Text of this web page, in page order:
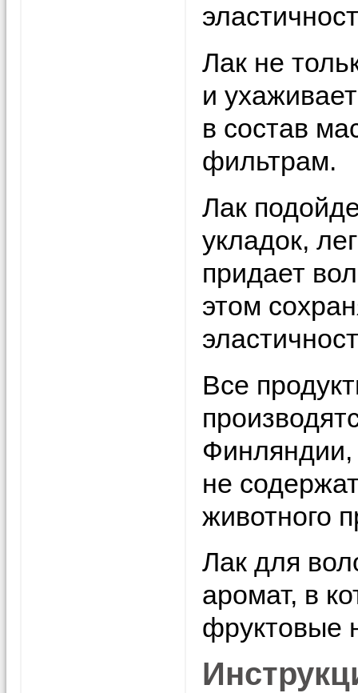
Лак не
и
в состав
фильтрам.
Лак
укладок,
придает
этом
Все
Финляндии,
не
животного
Лак для
аромат, в
фруктовые